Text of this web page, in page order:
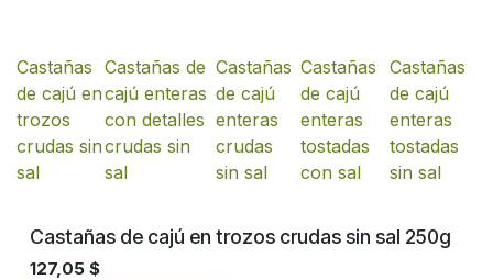
Castañas
de cajú en
trozos
crudas sin
sal
Castañas de
cajú enteras
con detalles
crudas sin
sal
Castañas
de cajú
enteras
crudas
sin sal
Castañas
de cajú
enteras
tostadas
con sal
Castañas
de cajú
enteras
tostadas
sin sal
Castañas de cajú en trozos crudas sin sal 250g
127,05 $